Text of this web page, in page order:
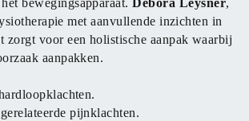
bewegingsapparaat. Debora Leysner,
zorgt voor een holistische aanpak waarbij
aanpakken.
pijnklachten.